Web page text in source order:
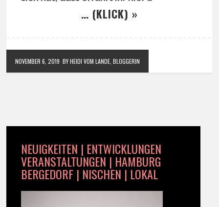
… (KLICK) »
NOVEMBER 6, 2019 BY HEIDI VOM LANDE, BLOGGERIN
NEUIGKEITEN | ENTWICKLUNGEN
VERANSTALTUNGEN | HAMBURG
BERGEDORF | NISCHEN | LOKAL